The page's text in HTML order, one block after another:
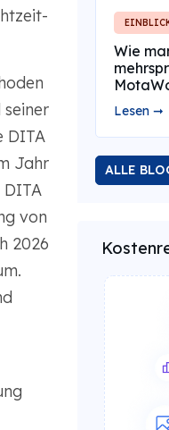
DITA
Jahr
von
2026
Wie
Lesen ➞
ALLE